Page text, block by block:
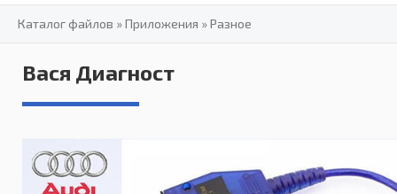
Каталог файлов »Приложения »Разное
Вася Диагност